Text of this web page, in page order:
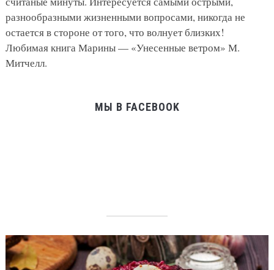
разнообразными жизненными вопросами, никогда не
остается в стороне от того, что волнует близких!
Любимая книга Марины — «Унесенные ветром» М.
Митчелл.
МЫ В FACEBOOK